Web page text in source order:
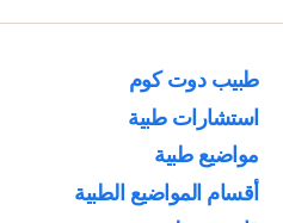
طبيب دوت كوم
استشارات طبية
مواضيع طبية
أقسام المواضيع الطبية